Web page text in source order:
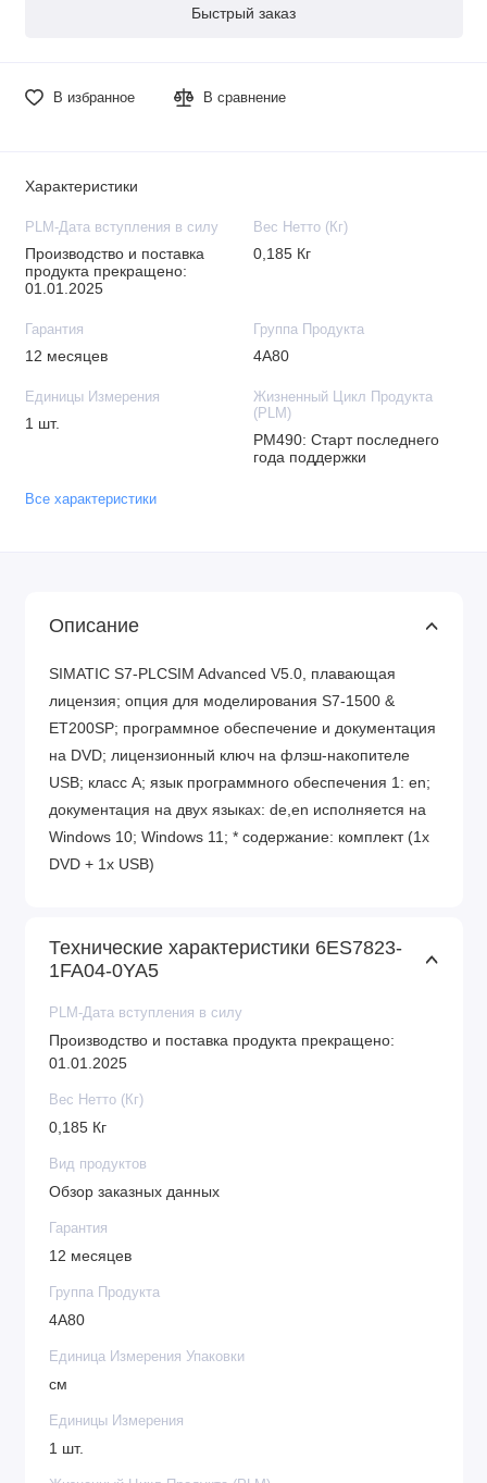
Быстрый заказ
В избранное В сравнение
Характеристики
PLM-Дата вступления в силу
Производство и поставка
продукта прекращено:
01.01.2025
Вес Нетто (Кг)
0,185 Кг
Гарантия
12 месяцев
Группа Продукта
4A80
Единицы Измерения
1 шт.
Жизненный Цикл Продукта
(PLM)
PM490: Старт последнего
года поддержки
Все характеристики
Описание
SIMATIC S7-PLCSIM Advanced V5.0, плавающая
лицензия; опция для моделирования S7-1500 &
ET200SP; программное обеспечение и документация
на DVD; лицензионный ключ на флэш-накопителе
USB; класс A; язык программного обеспечения 1: en;
документация на двух языках: de,en исполняется на
Windows 10; Windows 11; * содержание: комплект (1x
DVD + 1x USB)
Технические характеристики 6ES7823-
1FA04-0YA5
PLM-Дата вступления в силу
Производство и поставка продукта прекращено:
01.01.2025
Вес Нетто (Кг)
0,185 Кг
Вид продуктов
Обзор заказных данных
Гарантия
12 месяцев
Группа Продукта
4A80
Единица Измерения Упаковки
см
Единицы Измерения
1 шт.